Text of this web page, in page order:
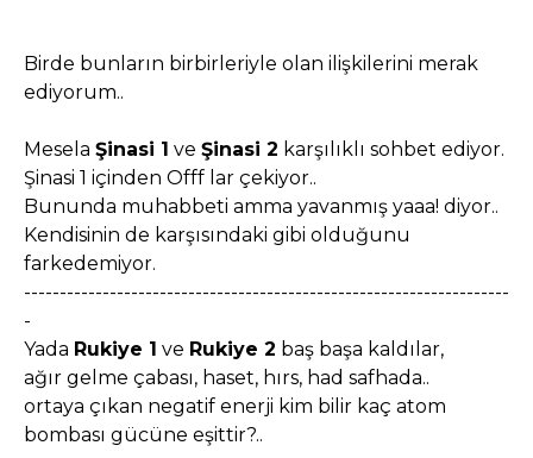
Birde bunların birbirleriyle olan ilişkilerini merak
ediyorum..
Mesela Şinasi 1 ve Şinasi 2 karşılıklı sohbet ediyor.
Şinasi 1 içinden Offf lar çekiyor..
Bununda muhabbeti amma yavanmış yaaa! diyor..
Kendisinin de karşısındaki gibi olduğunu
farkedemiyor.
--------------------------------------------------------------------
-
Yada Rukiye 1 ve Rukiye 2 baş başa kaldılar,
ağır gelme çabası, haset, hırs, had safhada..
ortaya çıkan negatif enerji kim bilir kaç atom
bombası gücüne eşittir?..